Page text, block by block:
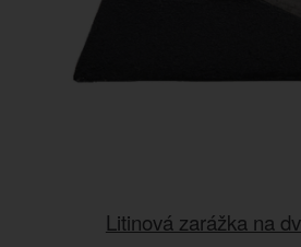
Litinová zarážka na